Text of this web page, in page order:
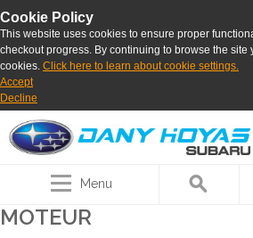
Cookie Policy
This website uses cookies to ensure proper
checkout progress. By continuing to browse the site
cookies. Click here to learn about cookie settings.
Accept
Decline
Menu
MOTEUR